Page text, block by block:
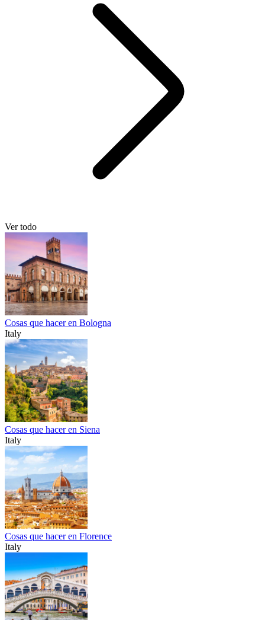
Ver todo
Cosas que hacer en Bologna
Italy
Cosas que hacer en Siena
Italy
Cosas que hacer en Florence
Italy